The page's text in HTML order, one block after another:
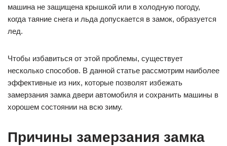
машина не защищена крышкой или в холодную погоду,
когда таяние снега и льда допускается в замок, образуется
лед.
Чтобы избавиться от этой проблемы, существует
несколько способов. В данной статье рассмотрим наиболее
эффективные из них, которые позволят избежать
замерзания замка двери автомобиля и сохранить машины в
хорошем состоянии на всю зиму.
Причины замерзания замка